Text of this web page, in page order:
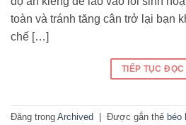
toàn và tránh tăng cân trở lại bạn
chế […]
TIẾP TỤC ĐỌC
Đăng trong Archived Được gắn thẻ béo